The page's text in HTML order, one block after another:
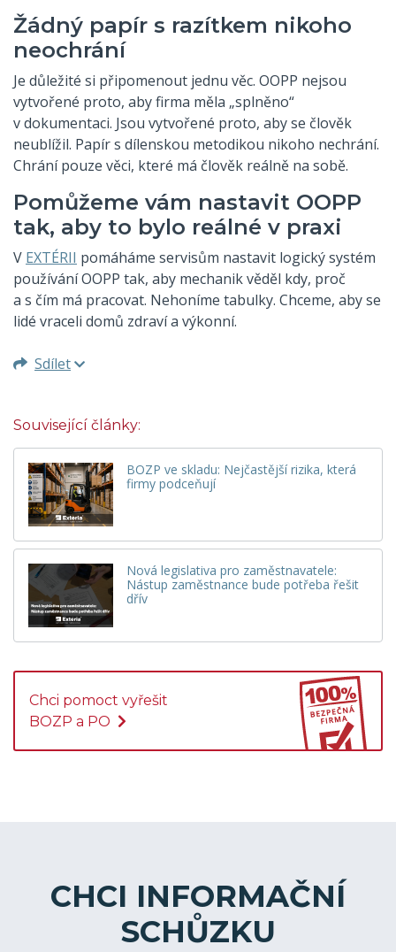
Žádný papír s razítkem nikoho
neochrání
Je důležité si připomenout jednu věc. OOPP nejsou
vytvořené proto, aby firma měla „splněno“
v dokumentaci. Jsou vytvořené proto, aby se člověk
neublížil. Papír s dílenskou metodikou nikoho nechrání.
Chrání pouze věci, které má člověk reálně na sobě.
Pomůžeme vám nastavit OOPP
tak, aby to bylo reálné v praxi
V EXTÉRII pomáháme servisům nastavit logický systém
používání OOPP tak, aby mechanik věděl kdy, proč
a s čím má pracovat. Nehoníme tabulky. Chceme, aby se
lidé vraceli domů zdraví a výkonní.
Sdílet
Související články:
BOZP ve skladu: Nejčastější rizika, která
firmy podceňují
Nová legislativa pro zaměstnavatele:
Nástup zaměstnance bude potřeba řešit
dřív
Chci pomoct vyřešit
BOZP a PO
CHCI INFORMAČNÍ
SCHŮZKU